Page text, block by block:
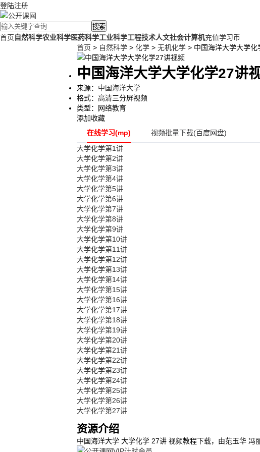
登陆注册
搜索
首页自然科学农业科学医药科学工业科学工程技术人文社会计算机充值学习币
首页 > 自然科学 > 化学 > 无机化学 > 中国海洋大学大学化
中国海洋大学大学化学27讲
来源： 中国海洋大学
格式： 高清三分屏视频
类型：
网络教育
添加收藏
在线学习(mp)
视频批量下载(百度网盘)
大学化学第1讲
大学化学第2讲
大学化学第3讲
大学化学第4讲
大学化学第5讲
大学化学第6讲
大学化学第7讲
大学化学第8讲
大学化学第9讲
大学化学第10讲
大学化学第11讲
大学化学第12讲
大学化学第13讲
大学化学第14讲
大学化学第15讲
大学化学第16讲
大学化学第17讲
大学化学第18讲
大学化学第19讲
大学化学第20讲
大学化学第21讲
大学化学第22讲
大学化学第23讲
大学化学第24讲
大学化学第25讲
大学化学第26讲
大学化学第27讲
资源介绍
中国海洋大学 大学化学 27讲 视频教程下载，由范玉华 冯